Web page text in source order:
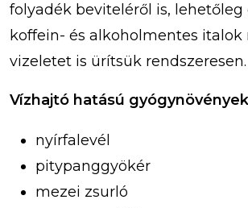
folyadék beviteléről is, lehetőleg
koffein- és alkoholmentes italok
vizeletet is ürítsük rendszeresen.
Vízhajtó hatású
nyírfalevél
pitypanggyökér
mezei zsurló